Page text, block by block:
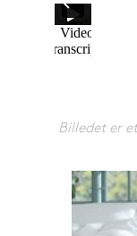
Lixra
Billedet er